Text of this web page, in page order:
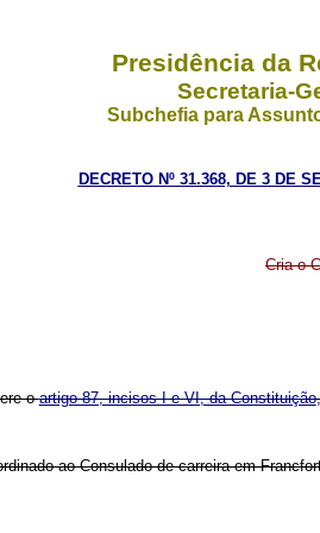
Presidência da
Secretaria-
Subchefia para
DECRETO Nº 31.368, DE 3 DE
Cria o
oartigo 87, incisos I e VI, da Constituição
ao Consulado de carreira em